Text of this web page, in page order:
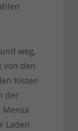
weg,
von den
Kisten
der
Laden